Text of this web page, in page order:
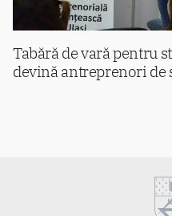
Tabără de vară pentru
devină antreprenori de